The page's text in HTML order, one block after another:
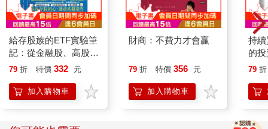
給存股族的ETF實驗筆
記：從金融股、高股息
ETF出發，以錢養錢，
79 折 特價 332 元
加入購物車
財商：不費力才會贏
79 折 特價 356 元
加入購物車
持
的
及
79 折